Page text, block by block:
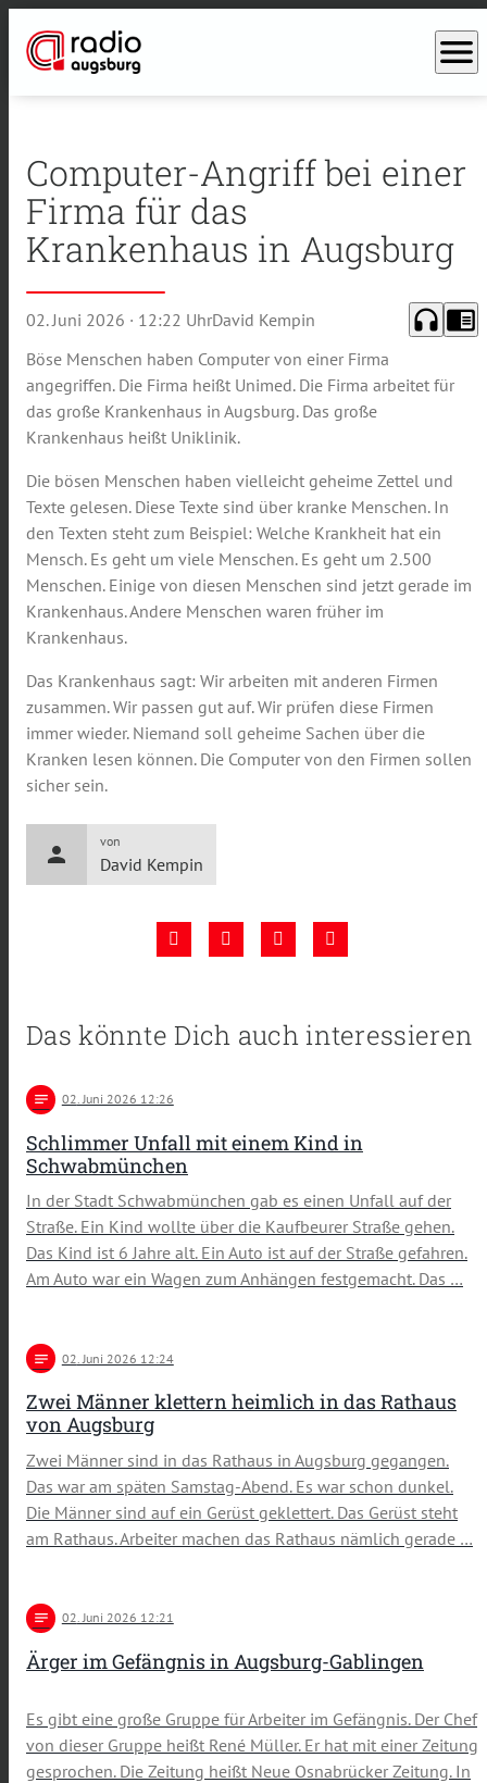
menu
Computer-Angriff bei einer
Firma für das
Krankenhaus in Augsburg
02. Juni 2026 · 12:22 UhrDavid Kempin headphones chrome_reader_mode
Böse Menschen haben Computer von einer Firma
angegriffen. Die Firma heißt Unimed. Die Firma arbeitet für
das große Krankenhaus in Augsburg. Das große
Krankenhaus heißt Uniklinik.
Die bösen Menschen haben vielleicht geheime Zettel und
Texte gelesen. Diese Texte sind über kranke Menschen. In
den Texten steht zum Beispiel: Welche Krankheit hat ein
Mensch. Es geht um viele Menschen. Es geht um 2.500
Menschen. Einige von diesen Menschen sind jetzt gerade im
Krankenhaus. Andere Menschen waren früher im
Krankenhaus.
Das Krankenhaus sagt: Wir arbeiten mit anderen Firmen
zusammen. Wir passen gut auf. Wir prüfen diese Firmen
immer wieder. Niemand soll geheime Sachen über die
Kranken lesen können. Die Computer von den Firmen sollen
sicher sein.
person
von
David Kempin
Das könnte Dich auch interessieren
notes 02. Juni 2026 12:26
Schlimmer Unfall mit einem Kind in
Schwabmünchen
In der Stadt Schwabmünchen gab es einen Unfall auf der
Straße. Ein Kind wollte über die Kaufbeurer Straße gehen.
Das Kind ist 6 Jahre alt. Ein Auto ist auf der Straße gefahren.
Am Auto war ein Wagen zum Anhängen festgemacht. Das …
notes 02 . Juni 2026 12:24
Zwei Männer klettern heimlich in das Rathaus
von Augsburg
Zwei Männer sind in das Rathaus in Augsburg gegangen.
Das war am späten Samstag-Abend. Es war schon dunkel.
Die Männer sind auf ein Gerüst geklettert. Das Gerüst steht
am Rathaus. Arbeiter machen das Rathaus nämlich gerade …
notes 02. Juni 2026 12:21
Ärger im Gefängnis in Augsburg-Gablingen
Es gibt eine große Gruppe für Arbeiter im Gefängnis. Der Chef
von dieser Gruppe heißt René Müller. Er hat mit einer Zeitung
gesprochen. Die Zeitung heißt Neue Osnabrücker Zeitung. In